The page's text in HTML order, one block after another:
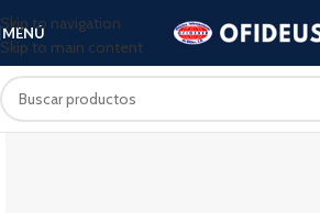
Skip to navigation
Skip to main content
MENÚ